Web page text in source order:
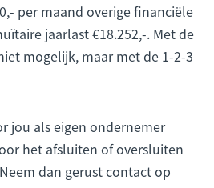
per maand overige financiële
jaarlast €18.252,-. Met de
mogelijk, maar met de 1-2-3
jou als eigen ondernemer
het afsluiten of oversluiten
Neem dan gerust contact op